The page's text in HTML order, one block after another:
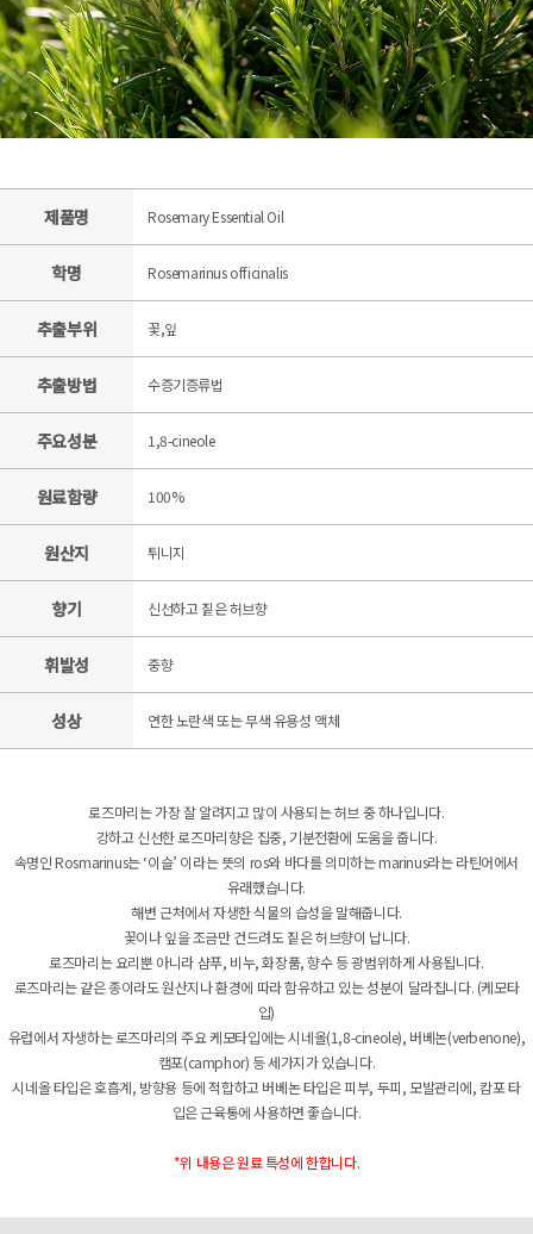
제품명 Rosemary Essential Oil
학명 Rosemarinus officinalis
추출부위 꽃,잎
추출방법 수증기증류법
주요성분 1,8-cineole
원료함량 100%
원산지 튀니지
향기 신선하고 짙은 허브향
휘발성 중향
성상 연한 노란색 또는 무색 유용성 액체
로즈마리는 가장 잘 알려지고 많이 사용되는 허브 중 하나입니다.
강하고 신선한 로즈마리향은 집중, 기분전환에 도움을 줍니다.
속명인 Rosmarinus는 ‘이슬’ 이라는 뜻의 ros와 바다를 의미하는 marinus라는 라틴어에서
유래했습니다.
해변 근처에서 자생한 식물의 습성을 말해줍니다.
꽃이나 잎을 조금만 건드려도 짙은 허브향이 납니다.
로즈마리는 요리뿐 아니라 샴푸, 비누, 화장품, 향수 등 광범위하게 사용됩니다.
로즈마리는 같은 종이라도 원산지나 환경에 따라 함유하고 있는 성분이 달라집니다. (케모타
입)
유럽에서 자생하는 로즈마리의 주요 케모타입에는 시네올(1,8-cineole), 버베논(verbenone),
캠포(camphor) 등 세가지가 있습니다.
시네올 타입은 호흡계, 방향용 등에 적합하고 버베논 타입은 피부, 두피, 모발관리에, 캄포 타
입은 근육통에 사용하면 좋습니다.
*위 내용은 원료 특성에 한합니다.